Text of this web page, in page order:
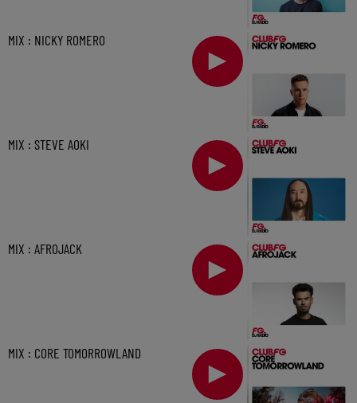
MIX : NICKY ROMERO
MIX : STEVE AOKI
MIX : AFROJACK
MIX : CORE TOMORROWLAND